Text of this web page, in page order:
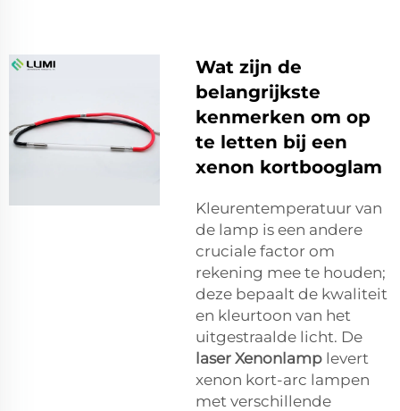
Wat zijn de
belangrijkste
kenmerken om op
te letten bij een
xenon kortbooglam
Kleurentemperatuur van
de lamp is een andere
cruciale factor om
rekening mee te houden;
deze bepaalt de kwaliteit
en kleurtoon van het
uitgestraalde licht. De
laser Xenonlamp levert
xenon kort-arc lampen
met verschillende